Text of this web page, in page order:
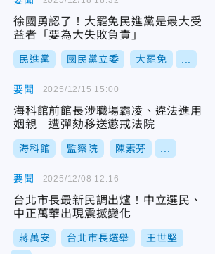
徐國勇認了！大罷免民進黨是最大受
益者「要為大失敗負責」
民進黨 國民黨立委 大罷免
要聞
海科館前館長涉職場霸凌、違法進用
姻親 遭彈劾移送懲戒法院
海科館 監察院 陳素芬
2025/12/15 15:00
要聞
台北市長最新民調出爐！中立選民、
中正萬華出現震撼變化
蔣萬安 台北市長選舉 王世堅
2025/12/08 12:16